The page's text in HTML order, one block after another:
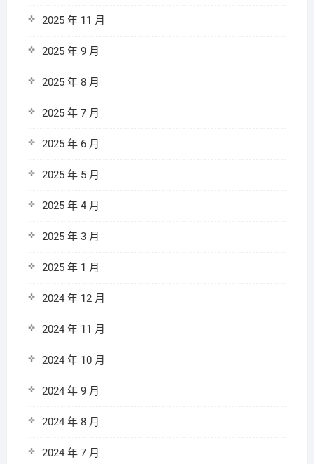
2025 年 11 月
2025 年 9 月
2025 年 8 月
2025 年 7 月
2025 年 6 月
2025 年 5 月
2025 年 4 月
2025 年 3 月
2025 年 1 月
2024 年 12 月
2024 年 11 月
2024 年 10 月
2024 年 9 月
2024 年 8 月
2024 年 7 月